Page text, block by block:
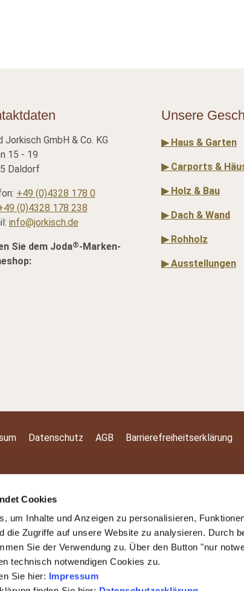
Cookies
um Inhalte und Anzeigen zu personalisieren,
die Zugriffe auf unsere Website zu analysieren. Durch
Sie der Verwendung zu. Über den Button "nur
technisch notwendigen Cookies zu.
Sie hier: Impressum
Jorkisch GmbH & Co. KG
15 - 19
Daldorf
+49 (0)4328 178 0
(0)4328 178 238
info@jorkisch.de
Sie dem Joda®-Marken-
Unsere
▶ Haus & Garten
▶ Carports &
▶ Holz & Bau
▶ Dach & Wand
▶ Rohholz
▶ Ausstellungen
Datenschutz AGB Barrierefreiheitserklärung